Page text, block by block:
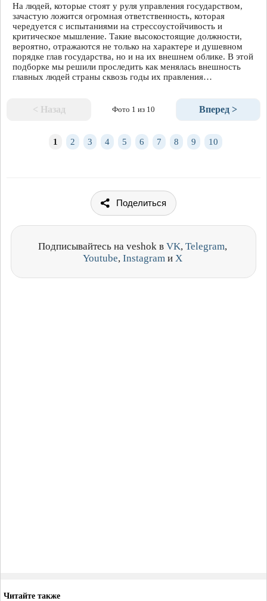
На людей, которые стоят у руля управления государством,
зачастую ложится огромная ответственность, которая
чередуется с испытаниями на стрессоустойчивость и
критическое мышление. Такие высокостоящие должности,
вероятно, отражаются не только на характере и душевном
порядке глав государства, но и на их внешнем облике. В этой
подборке мы решили проследить как менялась внешность
главных людей страны сквозь годы их правления…
< Назад Фото 1 из 10 Вперед >
1 2 3 4 5 6 7 8 9 10
Поделиться
Подписывайтесь на veshok в VK, Telegram,
Youtube, Instagram и X
Читайте также